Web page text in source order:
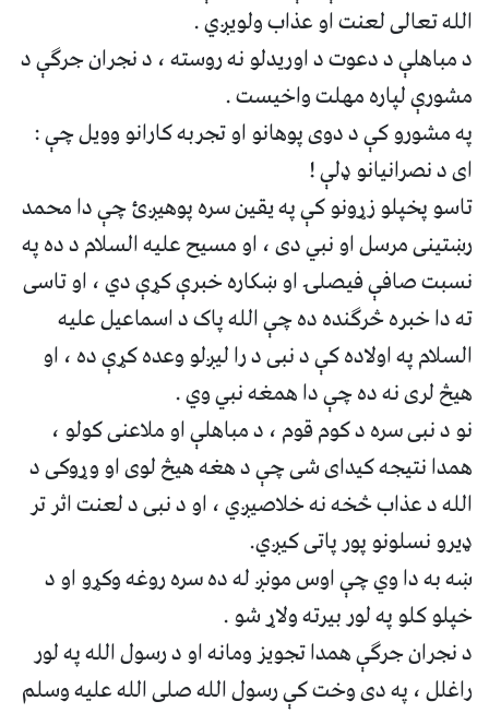
الله تعالی لعنت او عذاب ولویږي .
د مباهلې د دعوت د اوریدلو نه روسته ، د نجران جرګې د
مشورې لپاره مهلت واخیست .
په مشورو کې د دوی پوهانو او تجربه کارانو وویل چې :
ای د نصرانیانو ډلې !
تاسو پخپلو زړونو کې په یقین سره پوهیږئ چې دا محمد
رښتینی مرسل او نبي دی ، او مسیح علیه السلام د ده په
نسبت صافې فیصلۍ او ښکاره خبرې کړې دي ، او تاسی
ته دا خبره څرګنده ده چې الله پاک د اسماعيل علیه
السلام په اولاده کې د نبی د را لیږلو وعده کړې ده ، او
هیڅ لری نه ده چې دا همغه نبي وي .
نو د نبی سره د کوم قوم ، د مباهلې او ملاعنی کولو ،
همدا نتیجه کیدای شی چې د هغه هیڅ لوی او وړوکی د
الله د عذاب څخه نه خلاصیږي ، او د نبی د لعنت اثر تر
ډیرو نسلونو پور پاتی کیږي.
ښه به دا وي چې اوس مونږ له ده سره روغه وکړو او د
خپلو کلو په لور بیرته ولاړ شو .
د نجران جرګې همدا تجویز ومانه او د رسول الله په لور
راغلل ، په دی وخت کې رسول الله صلی الله علیه وسلم